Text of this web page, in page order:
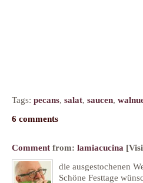
Tags: pecans, salat, saucen,
6 comments
Comment from: lamiacucina
die ausgestochenen
Schöne Festtage